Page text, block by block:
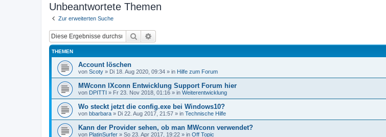
Unbeantwortete Themen
Zur erweiterten Suche
Suche
THEMEN
Account löschen
von Scoty » Di 18. Aug 2020, 09:34 » in Hilfe zum Forum
MWconn IXconn Entwicklung Support Forum hier
von DPITTI » Fr 23. Nov 2018, 01:16 » in Weiterentwicklung
Wo steckt jetzt die config.exe bei Windows10?
von bbarbara » Di 22. Aug 2017, 21:57 » in Technische Hilfe
Kann der Provider sehen, ob man MWconn verwendet?
von PlatinSurfer » So 23. Apr 2017, 19:22 » in Off Topic